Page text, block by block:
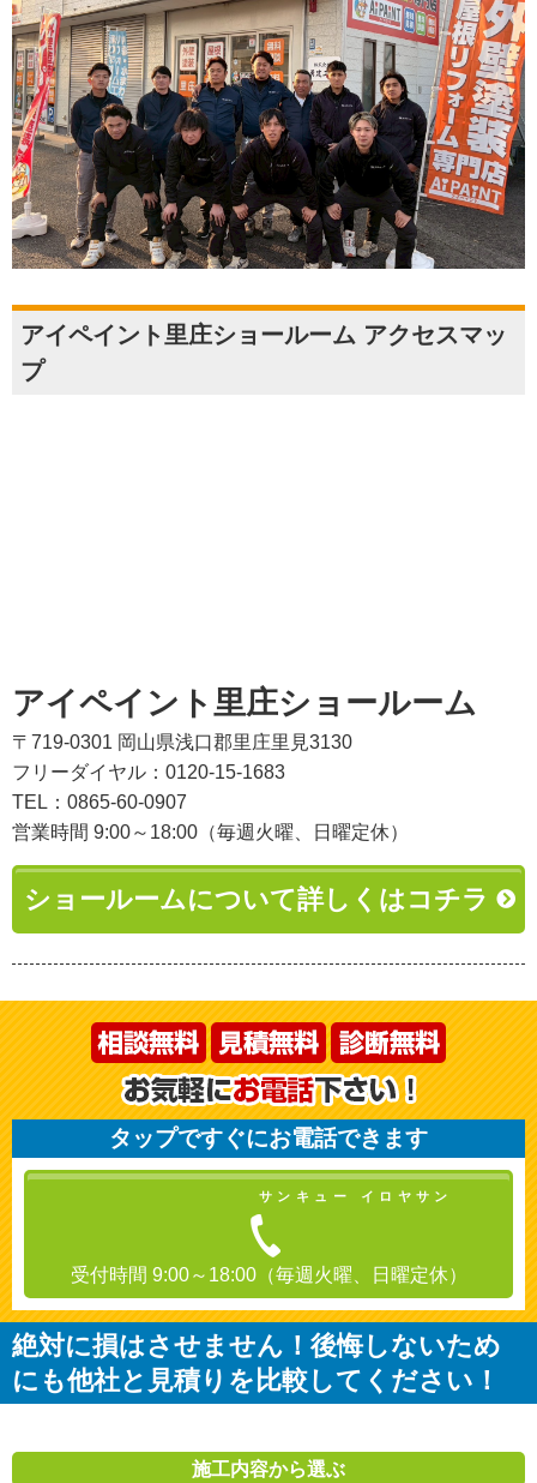
アイペイント里庄ショールーム アクセスマッ
プ
アイペイント里庄ショールーム
〒719-0301 岡山県浅口郡里庄里見3130
フリーダイヤル：0120-15-1683
TEL：0865-60-0907
営業時間 9:00～18:00（毎週火曜、日曜定休）
ショールームについて詳しくはコチラ
タップですぐにお電話できます
サンキュー イロヤサン
受付時間 9:00～18:00（毎週火曜、日曜定休）
絶対に損はさせません！後悔しないため
にも他社と見積りを比較してください！
施工内容から選ぶ